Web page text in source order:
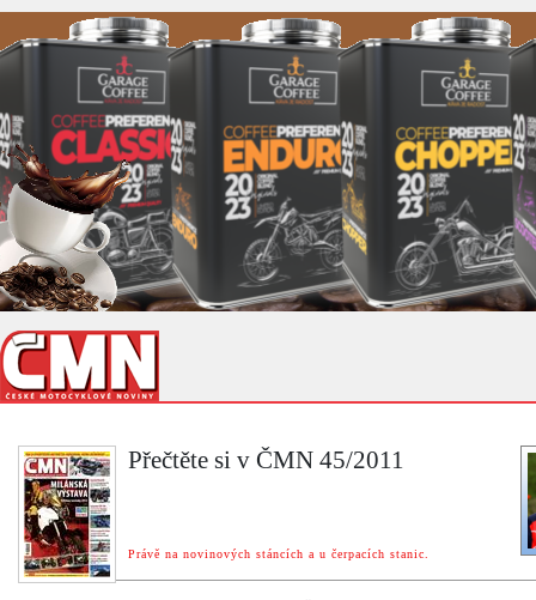
Přečtěte si v ČMN 45/2011
Právě na novinových stáncích a u čerpacích stanic.